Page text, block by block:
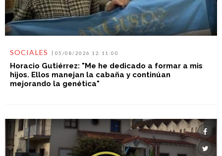
SOCIALES 05/08/2026 12:11:00
Horacio Gutiérrez: "Me he dedicado a formar a mis
hijos. Ellos manejan la cabaña y continúan
mejorando la genética"